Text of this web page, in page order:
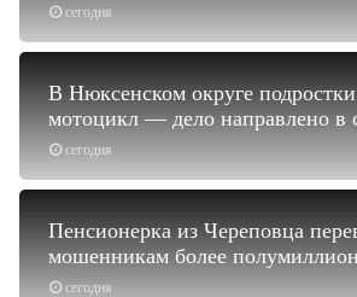
сегодня
сегодня
В Нюксенском округе
мотоцикл — дело направлено в
сегодня
Пенсионерка из Череповца
мошенникам более